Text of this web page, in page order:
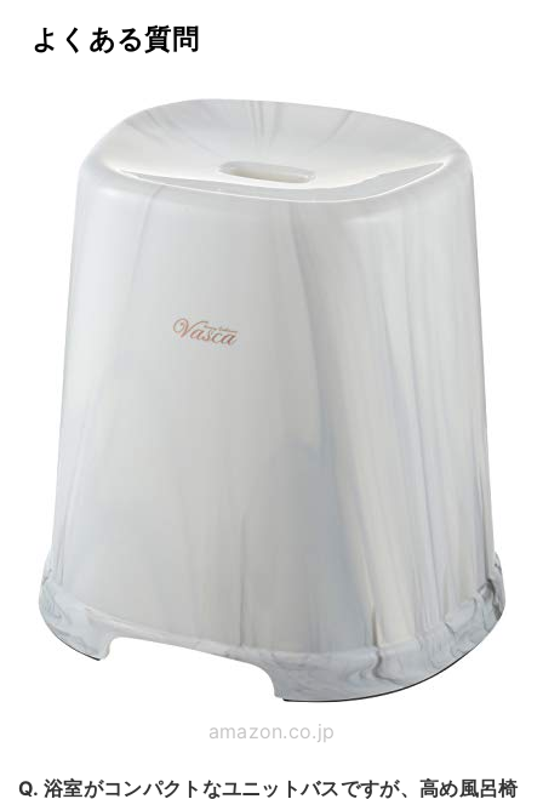
よくある質問
amazon.co.jp
Q. 浴室がコンパクトなユニットバスですが、高め風呂椅